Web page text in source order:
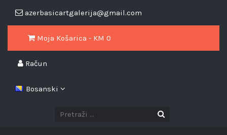
azerbasicartgalerija@gmail.com
Moja Košarica - KM 0
Račun
Bosanski